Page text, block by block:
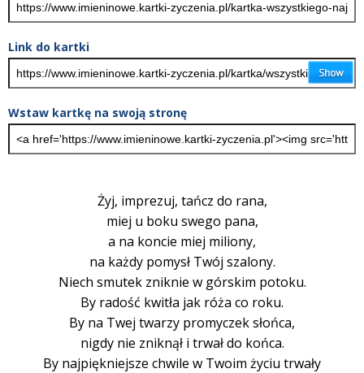
Link do kartki
Wstaw kartkę na swoją stronę
Żyj, imprezuj, tańcz do rana,
miej u boku swego pana,
a na koncie miej miliony,
na każdy pomysł Twój szalony.
Niech smutek zniknie w górskim potoku.
By radość kwitła jak róża co roku.
By na Twej twarzy promyczek słońca,
nigdy nie zniknął i trwał do końca.
By najpiękniejsze chwile w Twoim życiu trwały